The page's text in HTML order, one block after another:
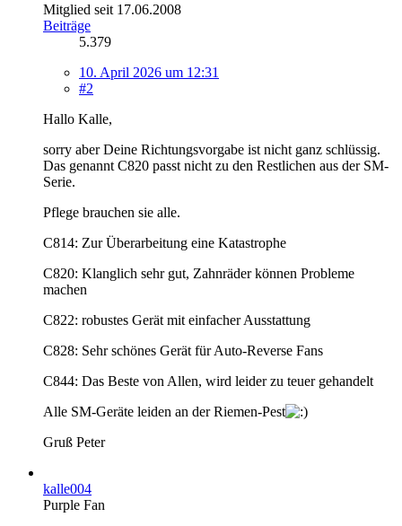
Mitglied seit 17.06.2008
Beiträge
5.379
10. April 2026 um 12:31
#2
Hallo Kalle,
sorry aber Deine Richtungsvorgabe ist nicht ganz schlüssig.
Das genannt C820 passt nicht zu den Restlichen aus der SM-
Serie.
Pflege brauchen sie alle.
C814: Zur Überarbeitung eine Katastrophe
C820: Klanglich sehr gut, Zahnräder können Probleme
machen
C822: robustes Gerät mit einfacher Ausstattung
C828: Sehr schönes Gerät für Auto-Reverse Fans
C844: Das Beste von Allen, wird leider zu teuer gehandelt
Alle SM-Geräte leiden an der Riemen-Pest
Gruß Peter
kalle004
Purple Fan